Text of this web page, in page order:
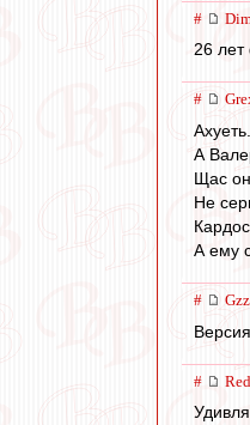
#
26
#
А
Щас
Не
А ему
#
#